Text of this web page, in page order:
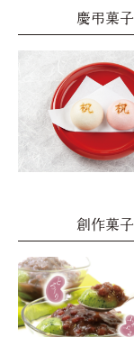
慶弔菓子
創作菓子